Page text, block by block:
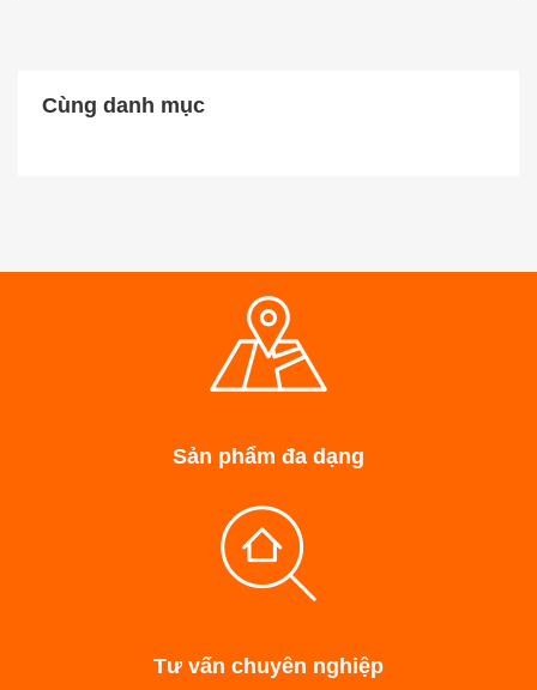
Cùng danh mục
Sản phẩm đa dạng
Tư vấn chuyên nghiệp